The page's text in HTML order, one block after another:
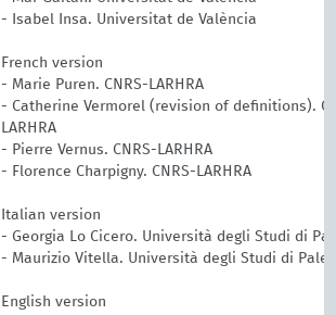
- Isabel Insa. Universitat de València
French version
- Marie Puren. CNRS-LARHRA
- Catherine Vermorel (revision of definitions).
LARHRA
- Pierre Vernus. CNRS-LARHRA
- Florence Charpigny. CNRS-LARHRA
Italian version
- Georgia Lo Cicero. Università degli Studi di
- Maurizio Vitella. Università degli Studi di
English version